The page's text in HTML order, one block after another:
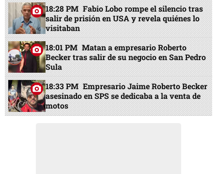
18:28 PM Fabio Lobo rompe el silencio tras
salir de prisión en USA y revela quiénes lo
visitaban
18:01 PM Matan a empresario Roberto
Becker tras salir de su negocio en San Pedro
Sula
18:33 PM Empresario Jaime Roberto Becker
asesinado en SPS se dedicaba a la venta de
motos